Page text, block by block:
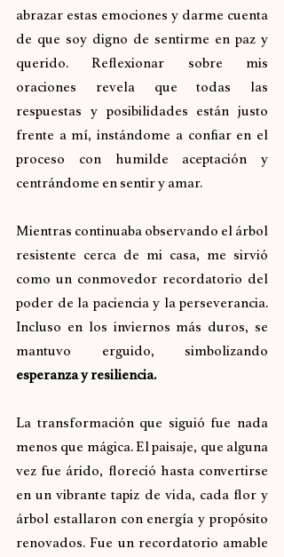
abrazar estas emociones y darme cuenta
de que soy digno de sentirme en paz y
querido. Reflexionar sobre mis
oraciones revela que todas las
respuestas y posibilidades están justo
frente a mí, instándome a confiar en el
proceso con humilde aceptación y
centrándome en sentir y amar.
Mientras continuaba observando el árbol
resistente cerca de mi casa, me sirvió
como un conmovedor recordatorio del
poder de la paciencia y la perseverancia.
Incluso en los inviernos más duros, se
esperanza y resiliencia.
La transformación que siguió fue nada
menos que mágica. El paisaje, que alguna
vez fue árido, floreció hasta convertirse
en un vibrante tapiz de vida, cada flor y
árbol estallaron con energía y propósito
renovados. Fue un recordatorio amable